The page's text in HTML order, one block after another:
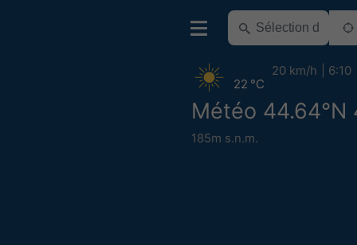
Météo 44.64°N
185m s.n.m.
22 °C
20 km/h 6:10